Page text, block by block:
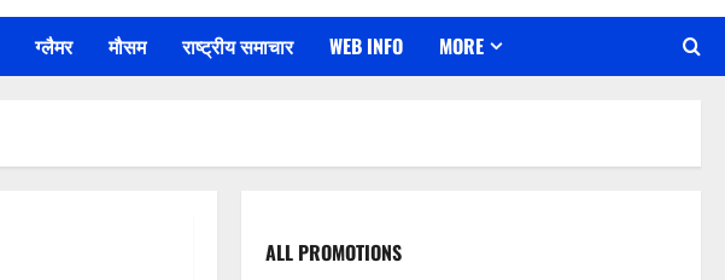
ग्लैमर मौसम राष्ट्रीय समाचार WEB INFO MORE
ALL PROMOTIONS